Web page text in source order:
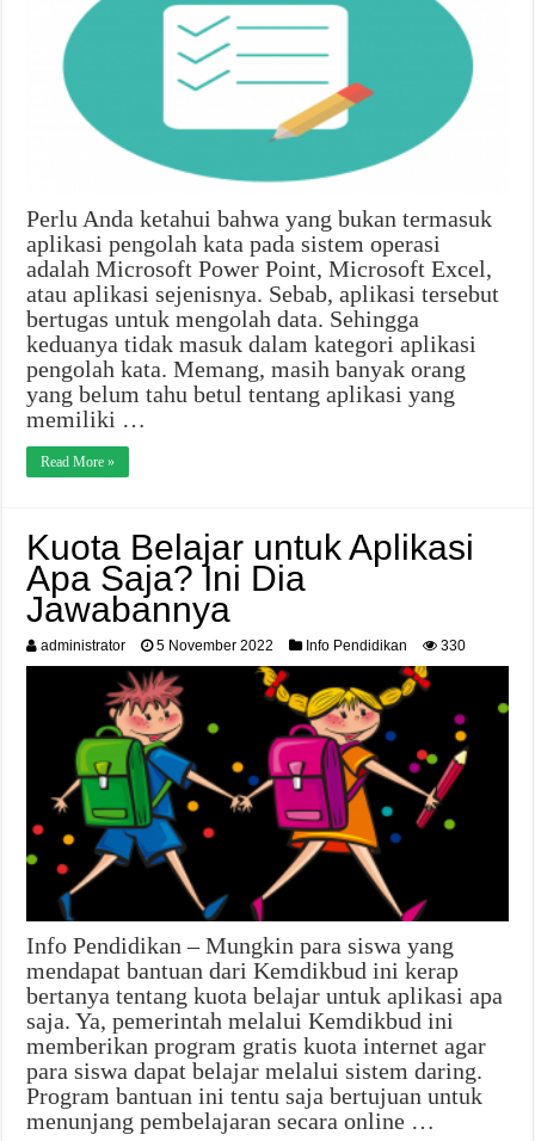
Perlu Anda ketahui bahwa yang bukan termasuk
aplikasi pengolah kata pada sistem operasi
adalah Microsoft Power Point, Microsoft Excel,
atau aplikasi sejenisnya. Sebab, aplikasi tersebut
bertugas untuk mengolah data. Sehingga
keduanya tidak masuk dalam kategori aplikasi
pengolah kata. Memang, masih banyak orang
yang belum tahu betul tentang aplikasi yang
memiliki …
Read More »
Kuota Belajar untuk Aplikasi
Apa Saja? Ini Dia
Jawabannya
administrator 5 November 2022 Info Pendidikan 330
Info Pendidikan – Mungkin para siswa yang
mendapat bantuan dari Kemdikbud ini kerap
bertanya tentang kuota belajar untuk aplikasi apa
saja. Ya, pemerintah melalui Kemdikbud ini
memberikan program gratis kuota internet agar
para siswa dapat belajar melalui sistem daring.
Program bantuan ini tentu saja bertujuan untuk
menunjang pembelajaran secara online …